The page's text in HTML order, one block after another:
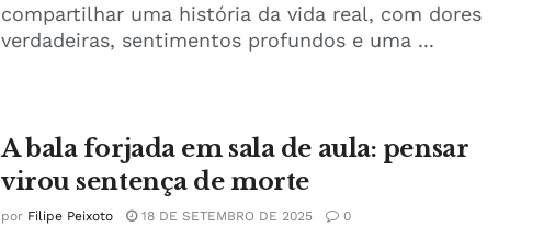
compartilhar uma história da vida real, com dores
verdadeiras, sentimentos profundos e uma ...
A bala forjada em sala de aula: pensar
virou sentença de morte
por Filipe Peixoto 18 DE SETEMBRO DE 2025 0